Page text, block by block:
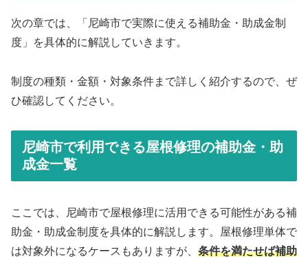
次の章では、「尼崎市で実際に使える補助金・助成金制
度」を具体的に解説していきます。
制度の種類・金額・対象条件まで詳しく紹介するので、ぜ
ひ確認してください。
尼崎市で利用できる屋根修理の補助金・助
成金一覧
ここでは、尼崎市で屋根修理に活用できる可能性がある補
助金・助成金制度を具体的に解説します。屋根修理単体で
は対象外になるケースもありますが、 条件を満たせば補助